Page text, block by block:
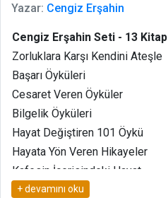
Yazar: Cengiz Erşahin
Cengiz Erşahin Seti - 13 Kitap
Zorluklara Karşı Kendini Ateşle
Başarı Öyküleri
Cesaret Veren Öyküler
Bilgelik Öyküleri
Hayat Değiştiren 101 Öykü
Hayata Yön Veren Hikayeler
Kafesin İçerisindeki Hayat
Gerçek Sır